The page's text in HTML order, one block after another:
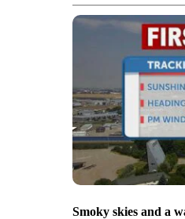
Smoky skies and a